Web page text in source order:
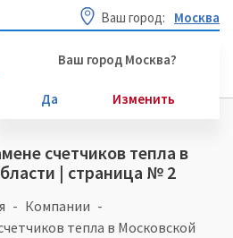
Ваш город: Москва
Ваш город Москва?
Да Изменить
счетчиков тепла в
| страница № 2
Компании
тепла в Московской